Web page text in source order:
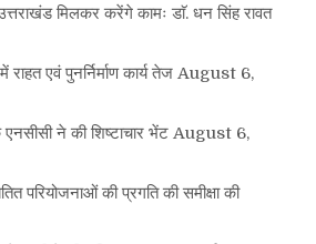
उत्तराखंड मिलकर करेंगे कामः डाॅ. धन सिंह रावत
एवं पुनर्निर्माण कार्य तेज August 6,
ने की शिष्टाचार भेंट August 6,
परियोजनाओं की प्रगति की समीक्षा की